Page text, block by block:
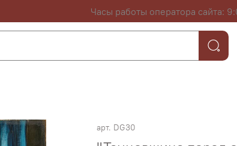
Часы работы оператора сайта:
арт. DG30